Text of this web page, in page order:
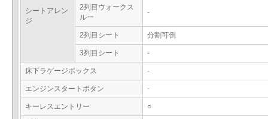
シートアレン
ジ
2列目ウォークス
ルー
-
2列目シート 分割可倒
3列目シート -
床下ラゲージボックス -
エンジンスタートボタン -
キーレスエントリー ○